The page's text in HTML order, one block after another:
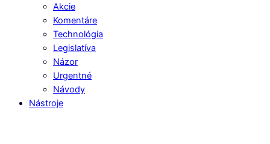
Akcie
Komentáre
Technológia
Legislatíva
Názor
Urgentné
Návody
Nástroje